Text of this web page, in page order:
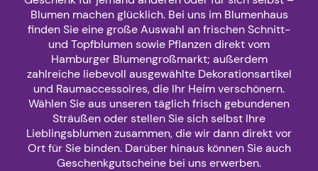
Blumen machen glücklich. Bei uns im Blumenhaus
finden Sie eine große Auswahl an frischen Schnitt-
und Topfblumen sowie Pflanzen direkt vom
Hamburger Blumengroßmarkt; außerdem
zahlreiche liebevoll ausgewählte Dekorationsartikel
und Raumaccessoires, die Ihr Heim verschönern.
Wählen Sie aus unseren täglich frisch gebundenen
Sträußen oder stellen Sie sich selbst Ihre
Lieblingsblumen zusammen, die wir dann direkt vor
Ort für Sie binden. Darüber hinaus können Sie auch
Geschenkgutscheine bei uns erwerben.